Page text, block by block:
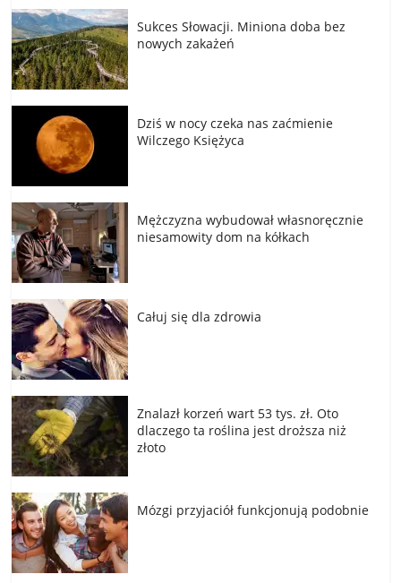
Sukces Słowacji. Miniona doba bez
nowych zakażeń
Dziś w nocy czeka nas zaćmienie
Wilczego Księżyca
Mężczyzna wybudował własnoręcznie
niesamowity dom na kółkach
Całuj się dla zdrowia
Znalazł korzeń wart 53 tys. zł. Oto
dlaczego ta roślina jest droższa niż
złoto
Mózgi przyjaciół funkcjonują podobnie